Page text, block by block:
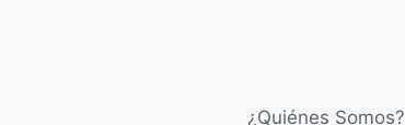
¿Quiénes Somos?